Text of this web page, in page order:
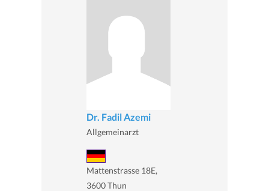
Dr. Fadil Azemi
Allgemeinarzt
Mattenstrasse 18E,
3600 Thun